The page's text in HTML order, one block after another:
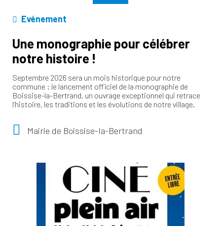
Evénement
Une monographie pour célébrer
notre histoire !
Septembre 2026 sera un mois historique pour notre
commune : le lancement officiel de la monographie de
Boissise-la-Bertrand, un ouvrage exceptionnel qui retrace
l’histoire, les traditions et les évolutions de notre village.
Mairie de Boissise-la-Bertrand